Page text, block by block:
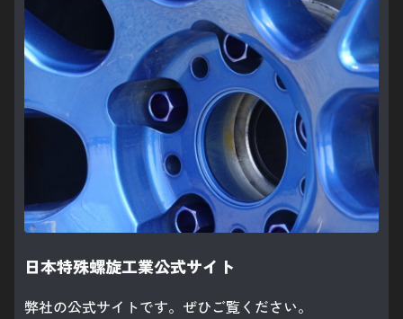
日本特殊螺旋工業公式サイト
弊社の公式サイトです。ぜひご覧ください。